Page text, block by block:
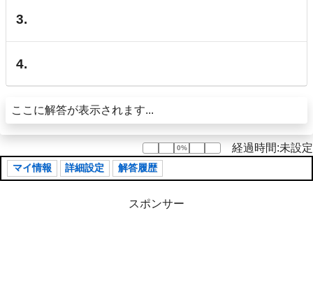
3.
4.
ここに解答が表示されます...
0%
0% 経過時間:未設定
マイ情報 詳細設定 解答履歴
スポンサー